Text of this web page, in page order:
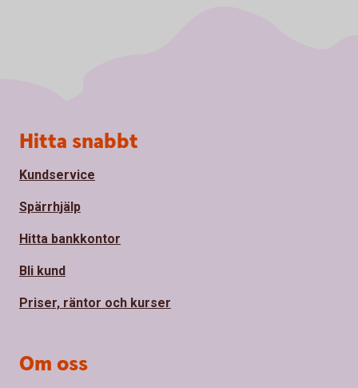
Sidfot
Hitta snabbt
Kundservice
Spärrhjälp
Hitta bankkontor
Bli kund
Priser, räntor och kurser
Om oss